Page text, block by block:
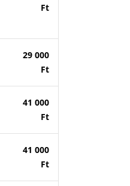
Ft
29 000
Ft
41 000
Ft
41 000
Ft